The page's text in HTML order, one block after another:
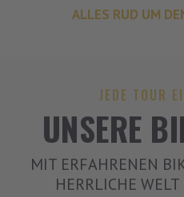
ALLES RUD UM
JEDE TOUR
UNSERE
MIT ERFAHRENEN
HERRLICHE